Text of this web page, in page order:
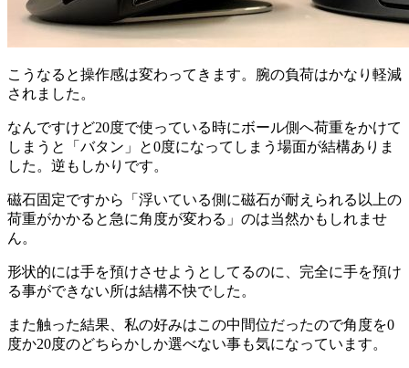
こうなると操作感は変わってきます。腕の負荷はかなり軽減
されました。
なんですけど20度で使っている時にボール側へ荷重をかけて
しまうと「バタン」と0度になってしまう場面が結構ありま
した。逆もしかりです。
磁石固定ですから「浮いている側に磁石が耐えられる以上の
荷重がかかると急に角度が変わる」のは当然かもしれませ
ん。
形状的には手を預けさせようとしてるのに、完全に手を預け
る事ができない所は結構不快でした。
また触った結果、私の好みはこの中間位だったので角度を0
度か20度のどちらかしか選べない事も気になっています。